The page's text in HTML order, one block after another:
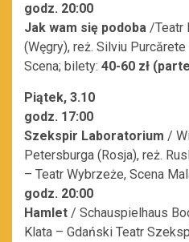
godz. 20:00
Jak wam się podoba /Teatr
(Węgry), reż. Silviu
Scena; bilety: 40-60 zł
Piątek, 3.10
godz. 17:00
Szekspir Laboratorium /
Petersburga (Rosja), reż.
– Teatr Wybrzeże, Scena
godz. 20:00
Hamlet / Schauspielhaus
Klata – Gdański Teatr